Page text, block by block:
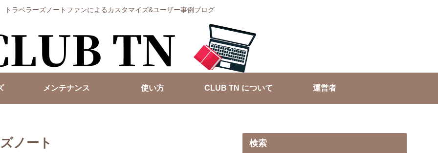
トラベラーズノートファンによるカスタマイズ&ユーザー事例ブログ
メンテナンス 使い方 CLUB TN について 運営者
ノート 検索